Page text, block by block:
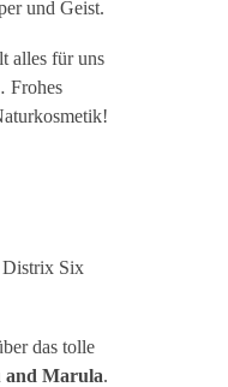
und Geist.
alles für uns
Frohes
Distrix Six
das tolle
and Marula.